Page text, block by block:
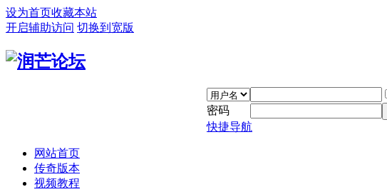
设为首页收藏本站
开启辅助访问 切换到宽版
密码
快捷导航
网站首页
传奇版本
视频教程